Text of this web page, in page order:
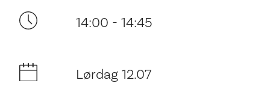
14:00 - 14:45
Lørdag 12.07